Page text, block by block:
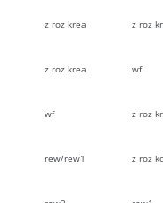
z roz krea z roz
z roz krea wf
wf z roz
rew/rew1 z roz